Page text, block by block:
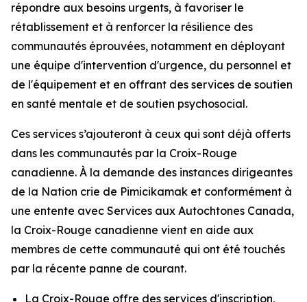
répondre aux besoins urgents, à favoriser le
rétablissement et à renforcer la résilience des
communautés éprouvées, notamment en déployant
une équipe d'intervention d'urgence, du personnel et
de l'équipement et en offrant des services de soutien
en santé mentale et de soutien psychosocial.
Ces services s’ajouteront à ceux qui sont déjà offerts
dans les communautés par la Croix-Rouge
canadienne. À la demande des instances dirigeantes
de la Nation crie de Pimicikamak et conformément à
une entente avec Services aux Autochtones Canada,
la Croix-Rouge canadienne vient en aide aux
membres de cette communauté qui ont été touchés
par la récente panne de courant.
La Croix-Rouge offre des services d'inscription,